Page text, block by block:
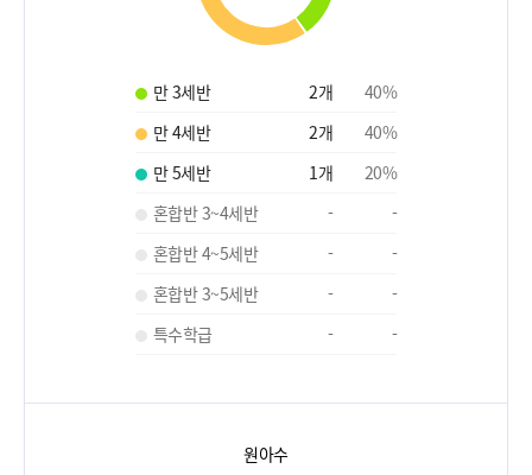
만 3세반 2개 40%
만 4세반
2개 40%
만 5세반
1개 20%
혼합반 3~4세반
-
-
혼합반 4~5세반
-
-
혼합반 3~5세반
-
-
특수학급
- -
원아수